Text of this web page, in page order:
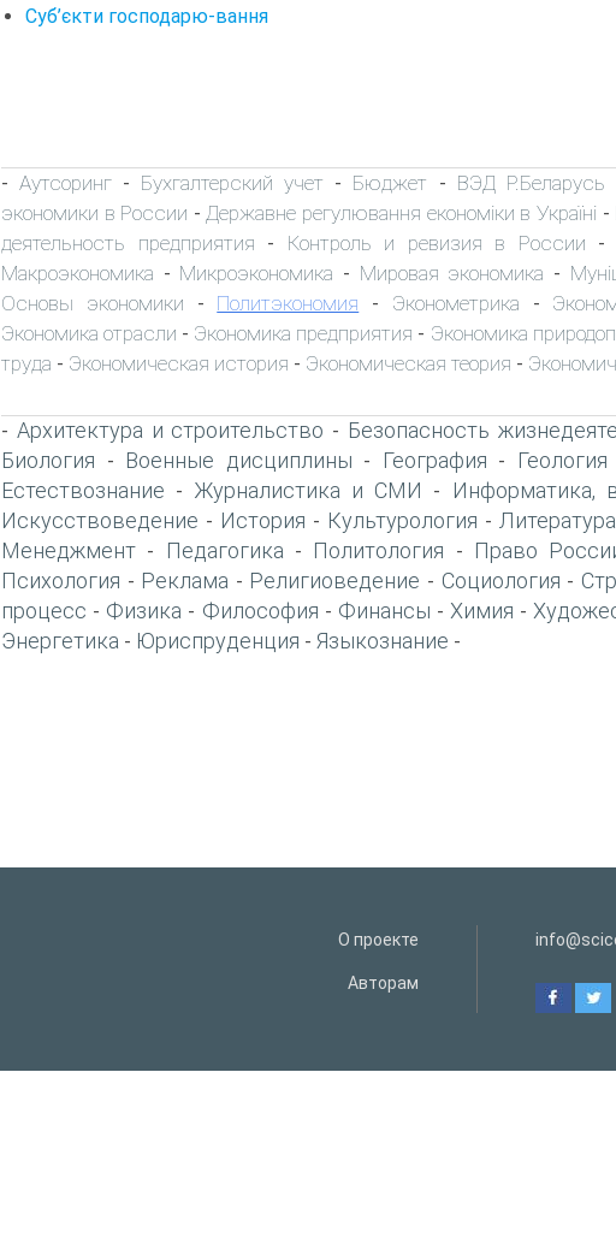
Суб’єкти господарю-вання
-Аутсоринг - Бухгалтерский учет - Бюджет - ВЭД Р.Беларусь
экономики в России - Державне регулювання економіки в Україні -
деятельность предприятия - Контроль и ревизия в России -
Макроэкономика - Микроэкономика - Мировая экономика -
Основы экономики - Политэкономия - Эконометрика -
Экономика отрасли - Экономика предприятия - Экономика
труда - Экономическая история - Экономическая теория -
- Архитектура и строительство - Безопасность
Биология - Военные дисциплины - География - Геология
Естествознание - Журналистика и СМИ - Информатика,
Искусствоведение - История - Культурология - Литература
Менеджмент - Педагогика - Политология - Право
Психология - Реклама - Религиоведение - Социология -
процесс - Физика - Философия - Финансы - Химия -
Энергетика - Юриспруденция - Языкознание -
О проекте
Авторам